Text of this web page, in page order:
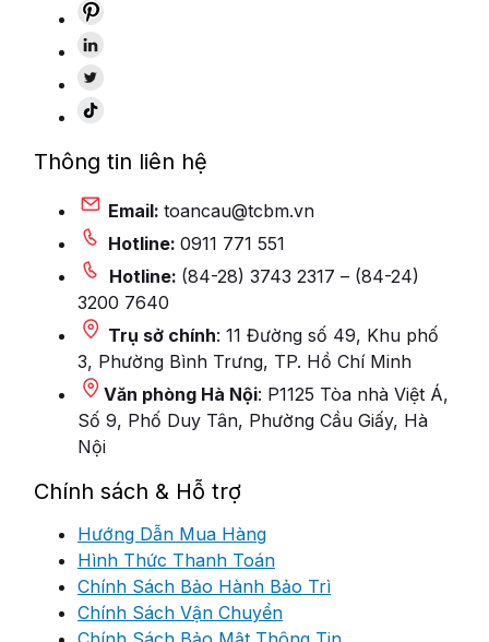
Thông tin liên hệ
Email: toancau@tcbm.vn
Hotline: 0911 771 551
Hotline: (84-28) 3743 2317 – (84-24)
3200 7640
Trụ sở chính: 11 Đường số 49, Khu phố
3, Phường Bình Trưng, TP. Hồ Chí Minh
Văn phòng Hà Nội: P1125 Tòa nhà Việt Á,
Số 9, Phố Duy Tân, Phường Cầu Giấy, Hà
Nội
Chính sách & Hỗ trợ
Hướng Dẫn Mua Hàng
Hình Thức Thanh Toán
Chính Sách Bảo Hành Bảo Trì
Chính Sách Vận Chuyển